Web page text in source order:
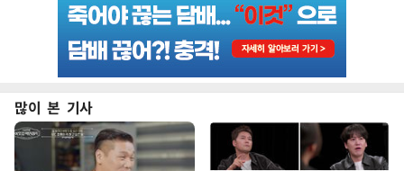
많이 본 기사